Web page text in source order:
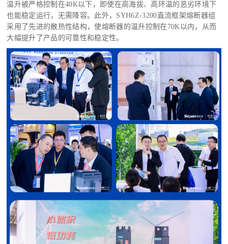
温升被严格控制在40K以下，即使在高海拔、高环温的恶劣环境下
也能稳定运行，无需降容。此外，SYH6Z-3200直流框架熔断器组
采用了先进的散热性结构，使熔断器的温升控制在70K以内，从而
大幅提升了产品的可靠性和稳定性。